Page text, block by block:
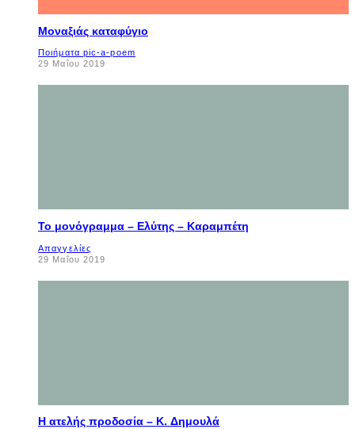
Μοναξιάς καταφύγιο
Ποιήματα pic-a-poem
29 Μαΐου 2019
Το μονόγραμμα – Ελύτης – Καραμπέτη
Απαγγελίες
29 Μαΐου 2019
Η ατελής προδοσία – K. Δημουλά